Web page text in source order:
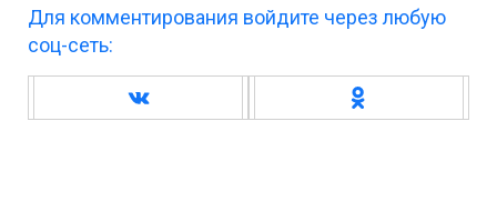
Для комментирования войдите через любую
соц-сеть: